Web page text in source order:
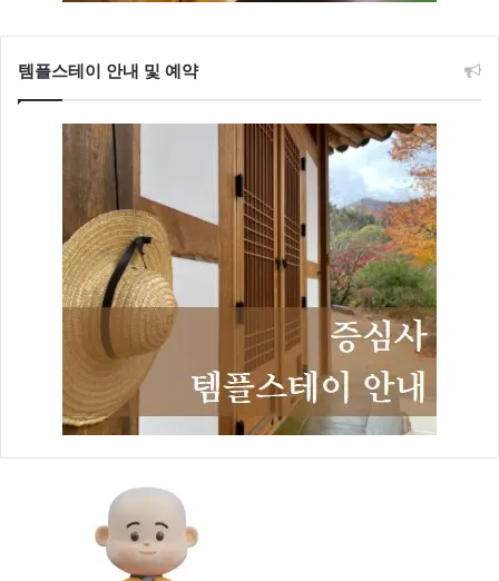
템플스테이 안내 및 예약